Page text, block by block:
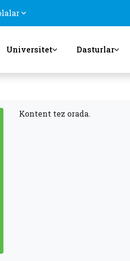
Universitet Dasturlar
Kontent tez orada.